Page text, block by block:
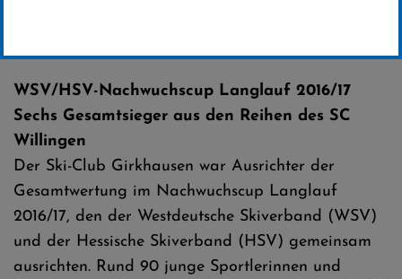
WSV/HSV-Nachwuchscup Langlauf 2016/17
Sechs Gesamtsieger aus den Reihen des SC
Willingen
Der Ski-Club Girkhausen war Ausrichter der
Gesamtwertung im Nachwuchscup Langlauf
2016/17, den der Westdeutsche Skiverband (WSV)
und der Hessische Skiverband (HSV) gemeinsam
ausrichten. Rund 90 junge Sportlerinnen und